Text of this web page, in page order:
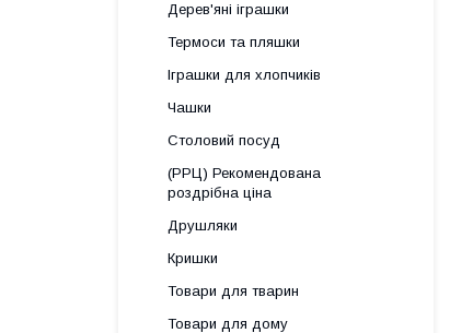
Дерев'яні іграшки
Термоси та пляшки
Іграшки для хлопчиків
Чашки
Столовий посуд
(РРЦ) Рекомендована
роздрібна ціна
Друшляки
Кришки
Товари для тварин
Товари для дому